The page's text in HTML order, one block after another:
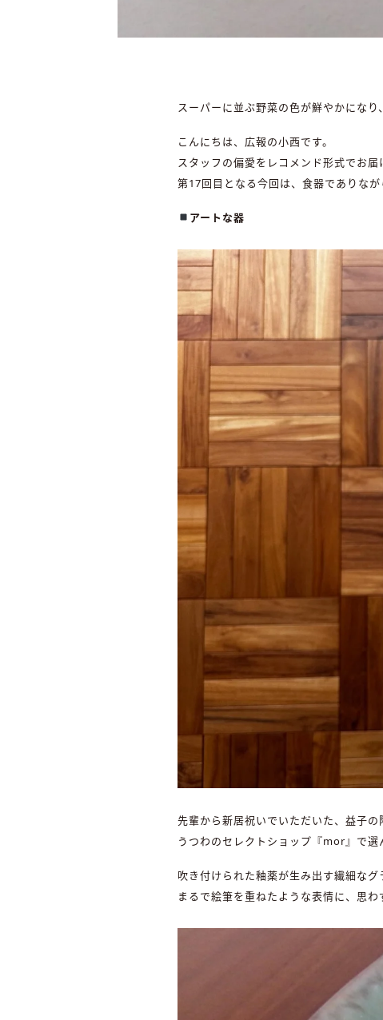
スーパーに並ぶ野菜の色が鮮やかになり
こんにちは、広報の小西です。
スタッフの偏愛をレコメンド形式でお届
第17回目となる今回は、食器でありな
アートな器
先輩から新居祝いでいただいた、益子の
うつわのセレクトショップ『mor』で選
吹き付けられた釉薬が生み出す繊細なグ
まるで絵筆を重ねたような表情に、思わ